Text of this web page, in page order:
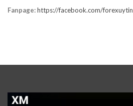
Fanpage:https://facebook.com/forexuytin